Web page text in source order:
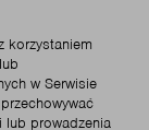
korzystaniem
w Serwisie
lub prowadzenia